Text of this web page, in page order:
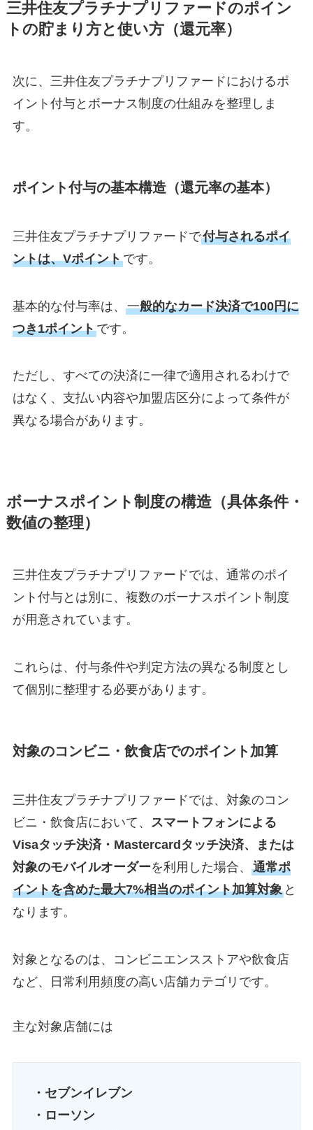
三井住友プラチナプリファードのポイン
トの貯まり方と使い方（還元率）
次に、三井住友プラチナプリファードにおけるポ
イント付与とボーナス制度の仕組みを整理しま
す。
ポイント付与の基本構造（還元率の基本）
三井住友プラチナプリファードで付与されるポイ
ントは、Vポイントです。
基本的な付与率は、 一般的なカード決済で100円に
つき1ポイントです。
ただし、すべての決済に一律で適用されるわけで
はなく、支払い内容や加盟店区分によって条件が
異なる場合があります。
ボーナスポイント制度の構造（具体条件・
数値の整理）
三井住友プラチナプリファードでは、通常のポイ
ント付与とは別に、複数のボーナスポイント制度
が用意されています。
これらは、付与条件や判定方法の異なる制度とし
て個別に整理する必要があります。
対象のコンビニ・飲食店でのポイント加算
三井住友プラチナプリファードでは、対象のコン
ビニ・飲食店において、
スマートフォンによる
Visaタッチ決済・Mastercardタッチ決済、または
対象のモバイルオーダーを利用した場合、 通常ポ
イントを含めた最大7%相当のポイント加算対象と
なります。
対象となるのは、コンビニエンスストアや飲食店
など、日常利用頻度の高い店舗カテゴリです。
主な対象店舗には
・セブンイレブン
・ローソン